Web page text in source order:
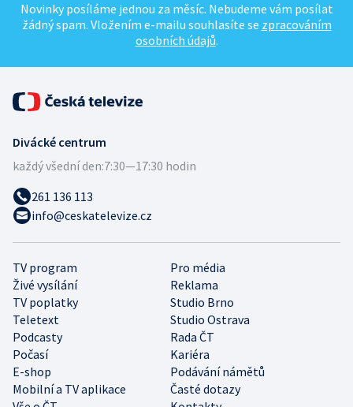
Novinky posíláme jednou za měsíc. Nebudeme vám posílat
žádný spam. Vložením e-mailu souhlasíte se zpracováním
osobních údajů.